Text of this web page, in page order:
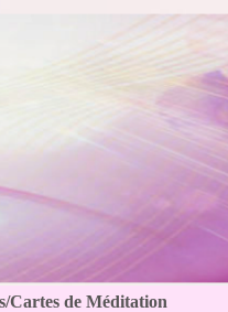
Cartes de Méditation